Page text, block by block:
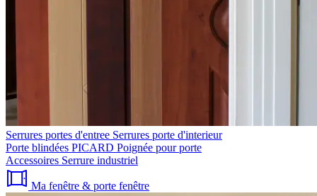
Serrures portes d'entree Serrures porte d'interieur
Porte blindées PICARD Poignée pour porte
Accessoires Serrure industriel
Ma fenêtre & porte fenêtre